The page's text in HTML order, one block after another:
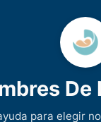
De
para elegir